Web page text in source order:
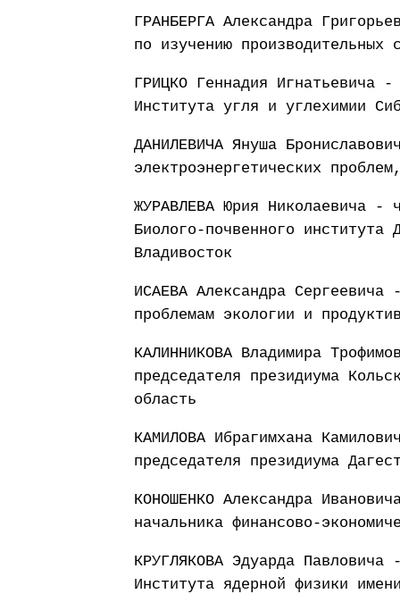
ГРАНБЕРГА Александра
по изучению производительных
ГРИЦКО Геннадия Игнатьевича
Института угля и углехимии
ДАНИЛЕВИЧА Януша
электроэнергетических
ЖУРАВЛЕВА Юрия Николаевича -
Биолого-почвенного института
Владивосток
ИСАЕВА Александра
проблемам экологии и
КАЛИННИКОВА Владимира
председателя президиума
область
КАМИЛОВА Ибрагимхана
председателя президиума
КОНОШЕНКО Александра
начальника финансово-
КРУГЛЯКОВА Эдуарда
Института ядерной физики